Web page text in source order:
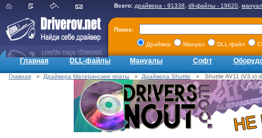
Всего: драйвера - 91338 dll-файлы - 19620
Поиск:
Драйвер Мануал DLL-файл
Главная DLL-файлы Мануалы Софт
Главная » Драйвера Материнские платы » Драйвера Shuttle » Shuttle AV11 (V3.x)